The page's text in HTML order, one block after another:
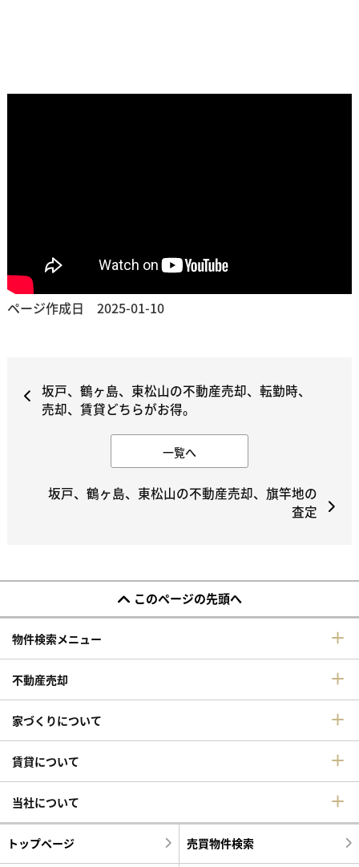
ページ作成日 2025-01-10
坂戸、鶴ヶ島、東松山の不動産売却、転勤時、
売却、賃貸どちらがお得。
一覧へ
坂戸、鶴ヶ島、東松山の不動産売却、旗竿地の
査定
このページの先頭へ
物件検索メニュー
不動産売却
家づくりについて
賃貸について
当社について
トップページ 売買物件検索